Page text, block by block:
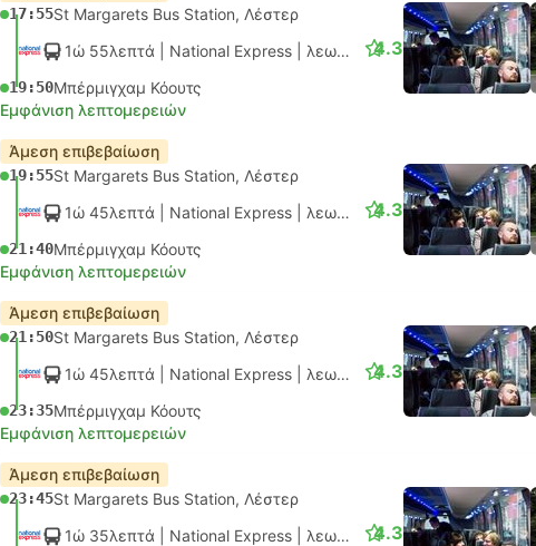
17:55St Margarets Bus Station, Λέστερ
1ώ 55λεπτά | National Express λεωφορείο |Κανονικό AC
19:50Μπέρμιγχαμ Κόουτς
4.3
Εμφάνιση λεπτομερειών
Άμεση επιβεβαίωση
19:55St Margarets Bus Station, Λέστερ
1ώ 45λεπτά | National Express λεωφορείο |Κανονικό AC
21:40Μπέρμιγχαμ Κόουτς
4.3
Εμφάνιση λεπτομερειών
Άμεση επιβεβαίωση
21:50St Margarets Bus Station, Λέστερ
1ώ 45λεπτά | National Express λεωφορείο |Κανονικό AC
23:35Μπέρμιγχαμ Κόουτς
4.3
Εμφάνιση λεπτομερειών
Άμεση επιβεβαίωση
23:45St Margarets Bus Station, Λέστερ
1ώ 35λεπτά | National Express λεωφορείο |Κανονικό AC
4.3